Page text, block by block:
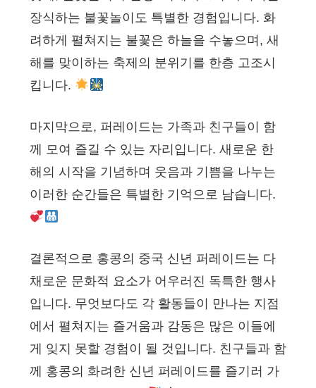
장식하는 불꽃놀이도 특별한 경험입니다. 화
려하게 펼쳐지는 불꽃은 하늘을 수놓으며, 새
해를 맞이하는 축제의 분위기를 한층 고조시
킵니다.
마지막으로, 퍼레이드는 가족과 친구들이 함
께 모여 즐길 수 있는 자리입니다. 새로운 한
해의 시작을 기념하며 웃음과 기쁨을 나누는
이러한 순간들은 특별한 기억으로 남습니다.
결론적으로 홍콩의 중국 신년 퍼레이드는 다
채로운 문화적 요소가 어우러진 독특한 행사
입니다. 무엇보다도 각 활동들이 만나는 지점
에서 펼쳐지는 즐거움과 감동은 많은 이들에
게 잊지 못할 경험이 될 것입니다. 친구들과 함
께 홍콩의 화려한 신년 퍼레이드를 즐기러 가